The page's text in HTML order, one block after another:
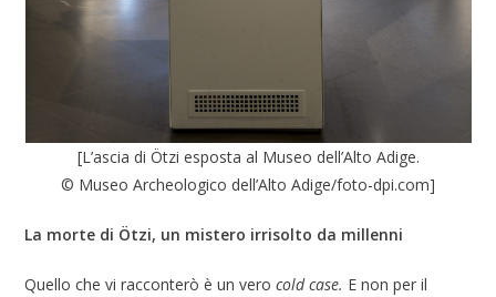
[L’ascia di Ötzi esposta al Museo dell’Alto Adige.
© Museo Archeologico dell’Alto Adige/foto-dpi.com]
La morte di Ötzi, un mistero irrisolto da millenni
Quello che vi racconterò è un verocold case. E non per il